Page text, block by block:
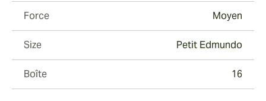
Force Moyen
Size Petit Edmundo
Boîte 16